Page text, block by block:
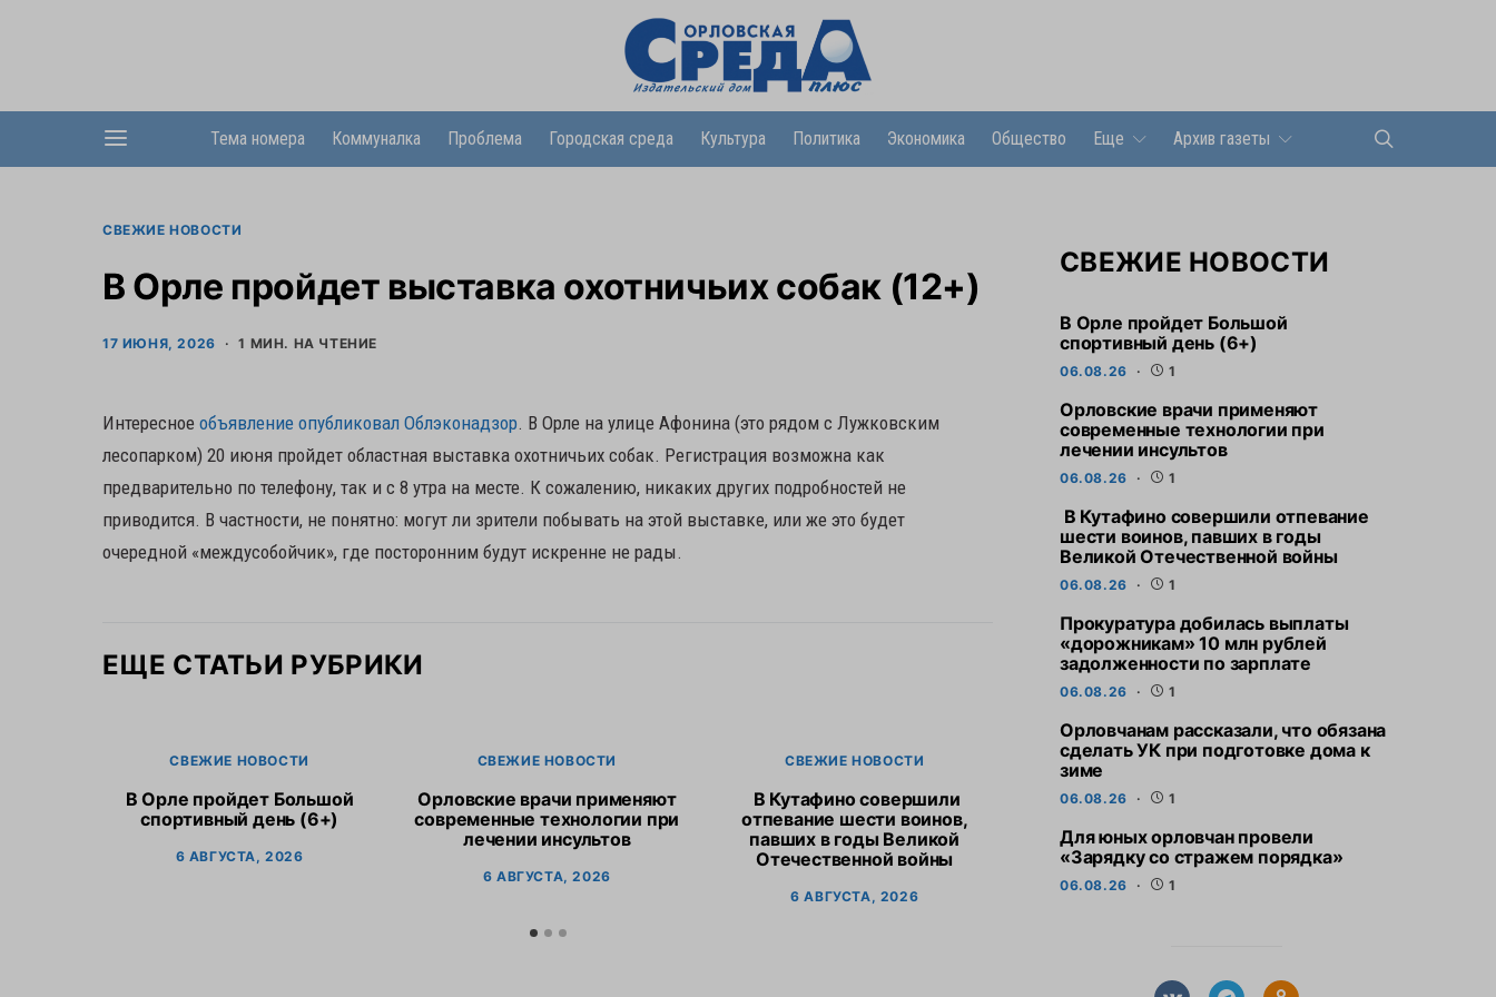
Тема номера Коммуналка Проблема Городская среда Культура Политика Экономика Общество Еще Архив газеты
СВЕЖИЕ НОВОСТИ
В Орле пройдет выставка охотничьих собак (12+)
17 ИЮНЯ, 2026 1 МИН. НА ЧТЕНИЕ
Интересное объявление опубликовал Облэконадзор. В Орле на улице Афонина (это рядом с Лужковским
лесопарком) 20 июня пройдет областная выставка охотничьих собак. Регистрация возможна как
предварительно по телефону, так и с 8 утра на месте. К сожалению, никаких других подробностей не
приводится. В частности, не понятно: могут ли зрители побывать на этой выставке, или же это будет
очередной «междусобойчик», где посторонним будут искренне не рады.
ЕЩЕ СТАТЬИ РУБРИКИ
СВЕЖИЕ НОВОСТИ
В Орле пройдет Большой
спортивный день (6+)
6 АВГУСТА, 2026
СВЕЖИЕ НОВОСТИ
Орловские врачи применяют
современные технологии при
лечении инсультов
6 АВГУСТА, 2026
СВЕЖИЕ НОВОСТИ
В Кутафино совершили
отпевание шести воинов,
павших в годы Великой
Отечественной войны
6 АВГУСТА, 2026
СВЕЖИЕ НОВОСТИ
Прокуратура добилась
млн рублей задолженности по
зарплате
СВЕЖИЕ НОВОСТИ
В Орле пройдет Большой
спортивный день (6+)
06.08.26 1
Орловские врачи применяют
современные технологии при
лечении инсультов
06.08.26 1
В Кутафино совершили отпевание
шести воинов, павших в годы
Великой Отечественной войны
06.08.26 1
Прокуратура добилась выплаты
«дорожникам» 10 млн рублей
задолженности по зарплате
06.08.26 1
Орловчанам рассказали, что обязана
сделать УК при подготовке дома к
зиме
06.08.26 1
Для юных орловчан провели
«Зарядку со стражем порядка»
06.08.26 1